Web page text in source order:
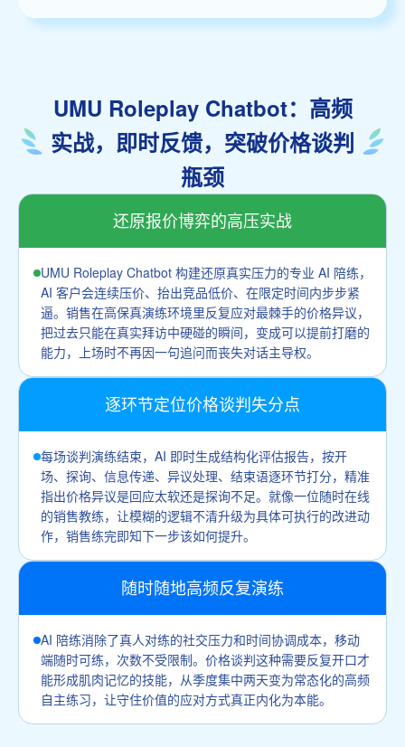
UMU Roleplay Chatbot：高频
实战，即时反馈，突破价格谈判
瓶颈
还原报价博弈的高压实战
UMU Roleplay Chatbot 构建还原真实压力的专业 AI 陪练，
AI 客户会连续压价、抬出竞品低价、在限定时间内步步紧
逼。销售在高保真演练环境里反复应对最棘手的价格异议，
把过去只能在真实拜访中硬碰的瞬间，变成可以提前打磨的
能力，上场时不再因一句追问而丧失对话主导权。
逐环节定位价格谈判失分点
每场谈判演练结束，AI 即时生成结构化评估报告，按开
场、探询、信息传递、异议处理、结束语逐环节打分，精准
指出价格异议是回应太软还是探询不足。就像一位随时在线
的销售教练，让模糊的逻辑不清升级为具体可执行的改进动
作，销售练完即知下一步该如何提升。
随时随地高频反复演练
AI 陪练消除了真人对练的社交压力和时间协调成本，移动
端随时可练，次数不受限制。价格谈判这种需要反复开口才
能形成肌肉记忆的技能，从季度集中两天变为常态化的高频
自主练习，让守住价值的应对方式真正内化为本能。